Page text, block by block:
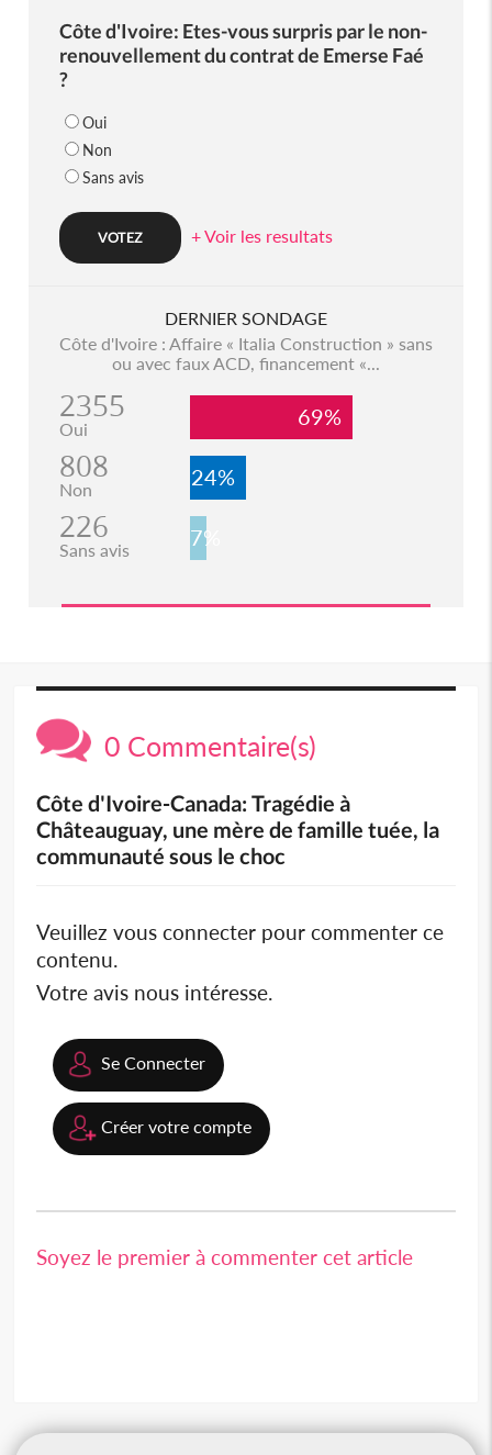
Côte d'Ivoire: Etes-vous surpris par le non-
renouvellement du contrat de Emerse Faé
?
Oui
Non
Sans avis
+ Voir les resultats
DERNIER SONDAGE
Côte d'Ivoire : Affaire « Italia Construction » sans
ou avec faux ACD, financement «...
2355
Oui 69%
808
Non 24%
226
Sans avis 7%
0 Commentaire(s)
Côte d'Ivoire-Canada: Tragédie à
Châteauguay, une mère de famille tuée, la
communauté sous le choc
Veuillez vous connecter pour commenter ce
contenu.
Votre avis nous intéresse.
Se Connecter
Créer votre compte
Soyez le premier à commenter cet article